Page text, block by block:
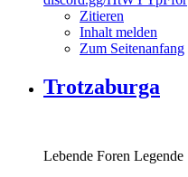
Zitieren
Inhalt melden
Zum Seitenanfang
Trotzaburga
Lebende Foren Legende